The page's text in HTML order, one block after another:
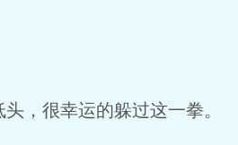
，很幸运的躲过这一拳。